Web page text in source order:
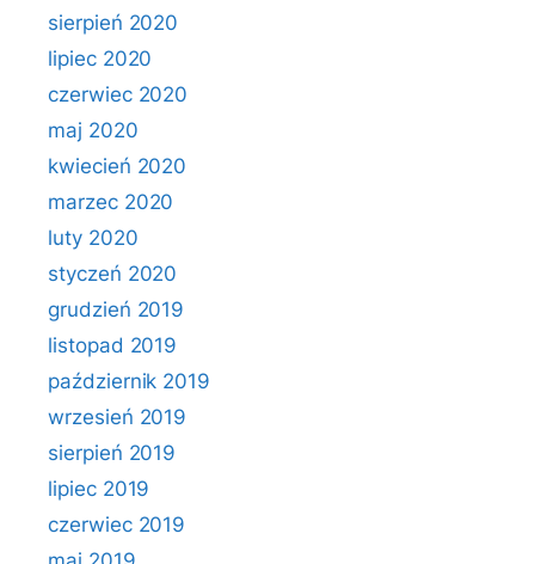
sierpień 2020
lipiec 2020
czerwiec 2020
maj 2020
kwiecień 2020
marzec 2020
luty 2020
styczeń 2020
grudzień 2019
listopad 2019
październik 2019
wrzesień 2019
sierpień 2019
lipiec 2019
czerwiec 2019